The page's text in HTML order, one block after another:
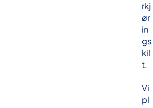
rkj
ør
in
gs
kil
t.
Vi
pl